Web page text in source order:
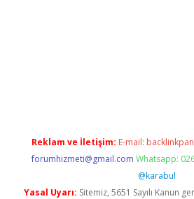
Reklam ve İletişim: E-mail:
forumhizmeti@gmail.com Whatsapp:
@karabul
Yasal Uyarı: Sitemiz, 5651 Sayılı Kanun